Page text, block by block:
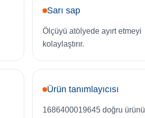
Sarı sap
Ölçüyü atölyede ayırt etmeyi
kolaylaştırır.
Ürün tanımlayıcısı
1686400019645 doğru ürünü